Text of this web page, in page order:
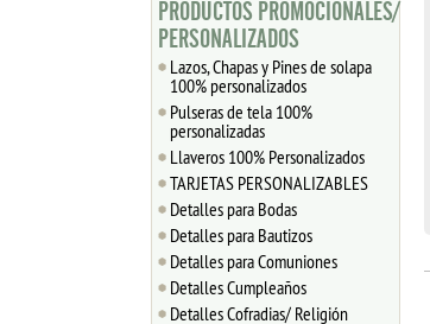
PRODUCTOS PROMOCIONALES/
PERSONALIZADOS
Lazos, Chapas y Pines de solapa
100% personalizados
Pulseras de tela 100%
personalizadas
Llaveros 100% Personalizados
TARJETAS PERSONALIZABLES
Detalles para Bodas
Detalles para Bautizos
Detalles para Comuniones
Detalles Cumpleaños
Detalles Cofradias/ Religión